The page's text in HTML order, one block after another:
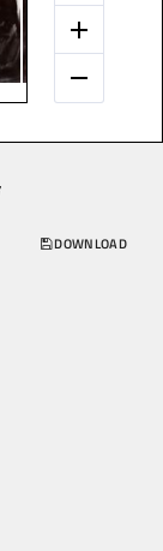
DOWNLOAD